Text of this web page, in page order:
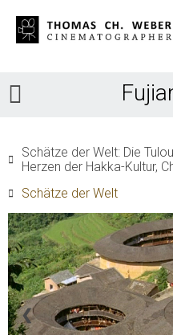
Schätze der Welt: Die
Herzen der Hakka-Kultur,
Schätze der Welt
❮